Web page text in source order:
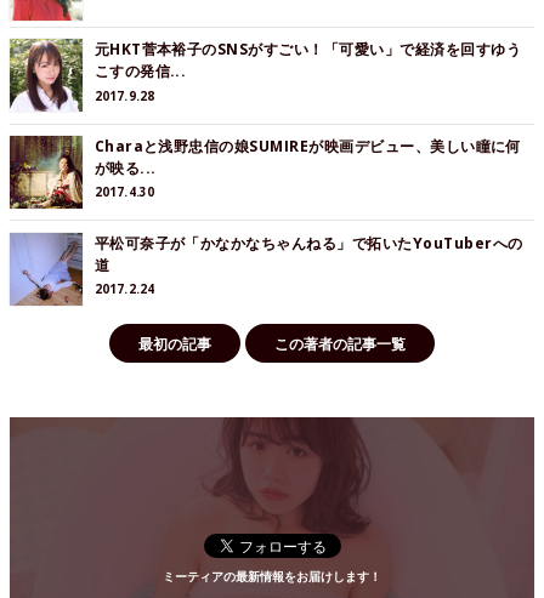
元HKT菅本裕子のSNSがすごい！「可愛い」で経済を回すゆう
こすの発信...
2017.9.28
Charaと浅野忠信の娘SUMIREが映画デビュー、美しい瞳に何
が映る...
2017.4.30
平松可奈子が「かなかなちゃんねる」で拓いたYouTuberへの
道
2017.2.24
最初の記事 この著者の記事一覧
ミーティアの最新情報をお届けします！